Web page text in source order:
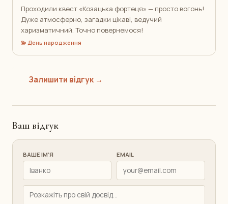
Проходили квест «Козацька фортеця» — просто вогонь!
Дуже атмосферно, загадки цікаві, ведучий
харизматичний. Точно повернемося!
💫 День народження
Залишити відгук →
Ваш відгук
ВАШЕ ІМ'Я EMAIL